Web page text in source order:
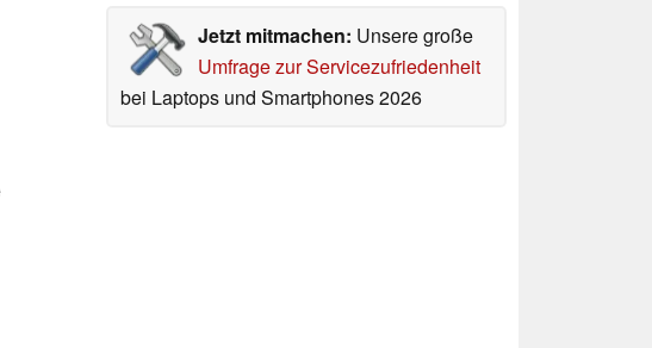
Jetzt mitmachen: Unsere große
Umfrage zur Servicezufriedenheit
bei Laptops und Smartphones 2026